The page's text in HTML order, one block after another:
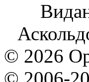
© 2026